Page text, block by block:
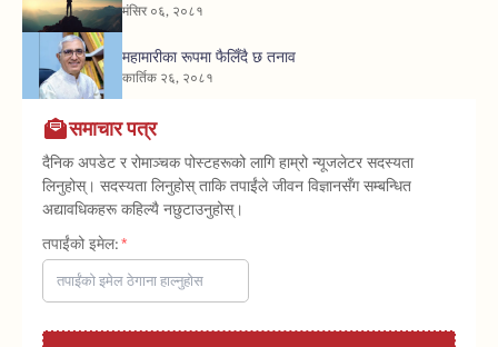
मंसिर ०६, २०८१
महामारीका रूपमा फैलिँदै छ तनाव
कार्तिक २६, २०८१
समाचार पत्र
दैनिक अपडेट र रोमाञ्चक पोस्टहरूको लागि हाम्रो न्यूजलेटर सदस्यता
लिनुहोस्। सदस्यता लिनुहोस् ताकि तपाईंले जीवन विज्ञानसँग सम्बन्धित
अद्यावधिकहरू कहिल्यै नछुटाउनुहोस्।
तपाईंको इमेल: